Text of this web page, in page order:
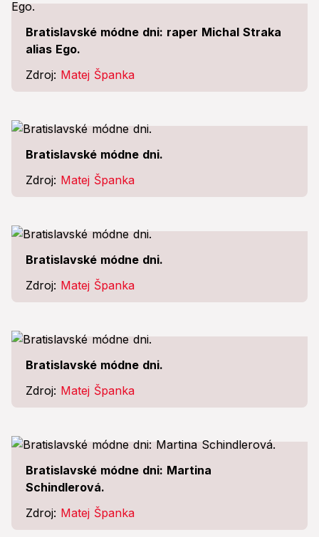
Bratislavské módne dni: raper Michal Straka
alias Ego.
Zdroj: Matej Španka
Bratislavské módne dni.
Zdroj: Matej Španka
Bratislavské módne dni.
Zdroj: Matej Španka
Bratislavské módne dni.
Zdroj: Matej Španka
Bratislavské módne dni: Martina
Schindlerová.
Zdroj: Matej Španka